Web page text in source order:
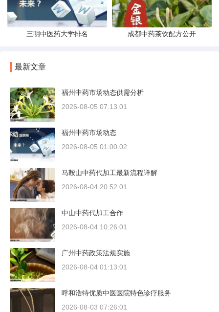
三明中医药大学排名 成都中药茶饮配方公开
最新文章
福州中药市场动态供需分析
2026-08-05 07:13:01
福州中药市场动态
2026-08-05 01:00:02
马鞍山中药代加工最新流程详解
2026-08-04 20:52:01
中山中药代加工合作
2026-08-04 10:26:01
广州中药政策法规实施
2026-08-04 01:13:01
呼和浩特优质中医医院特色诊疗服务
2026-08-03 07:26:01